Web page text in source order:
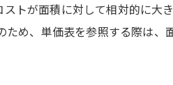
トが面積に対して相対的に大
め、単価表を参照する際は、